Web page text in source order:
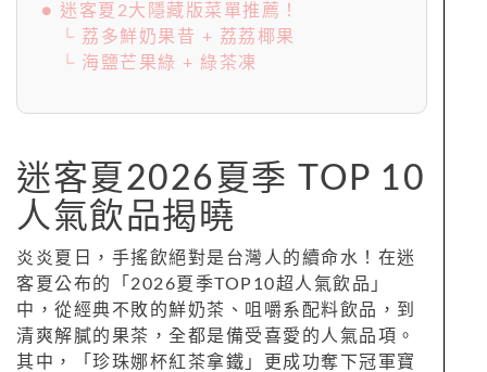
● 迷客夏2大隱藏版菜單推薦！
└ 荔多鮮奶果昔 + 荔荔椰果
└ 海鹽芒果綠 + 綠茶凍
迷客夏2026夏季 TOP 10
人氣飲品揭曉
炎炎夏日，手搖飲絕對是台灣人的續命水！在迷
客夏公布的「2026夏季TOP10超人氣飲品」
中，從經典不敗的鮮奶茶、咀嚼系配料飲品，到
清爽解膩的果茶，全都是備受喜愛的人氣品項。
其中，「珍珠娜杯紅茶拿鐵」更成功奪下冠軍寶